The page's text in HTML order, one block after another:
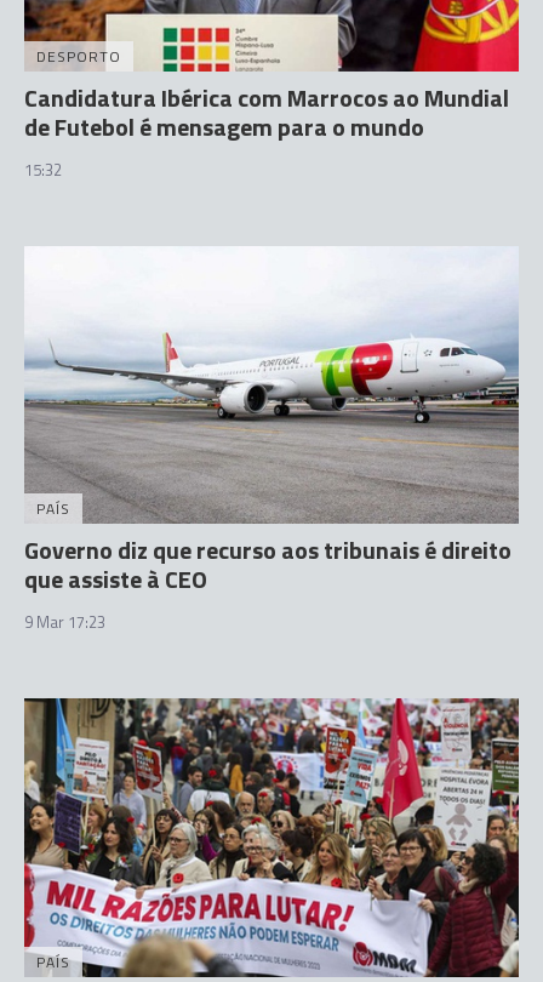
DESPORTO
Candidatura Ibérica com Marrocos ao Mundial
de Futebol é mensagem para o mundo
15:32
PAÍS
Governo diz que recurso aos tribunais é direito
que assiste à CEO
9 Mar 17:23
PAÍS